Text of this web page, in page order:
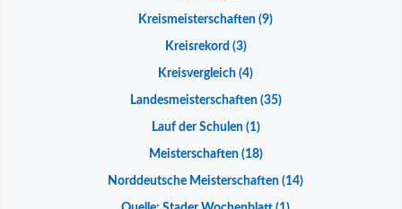
Kreismeisterschaften (9)
Kreisrekord (3)
Kreisvergleich (4)
Landesmeisterschaften(35)
Lauf der Schulen(1)
Meisterschaften(18)
Norddeutsche Meisterschaften (14)